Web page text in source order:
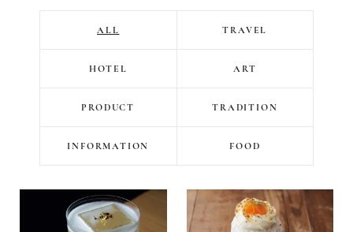
ALL TRAVEL
HOTEL ART
PRODUCT TRADITION
INFORMATION FOOD